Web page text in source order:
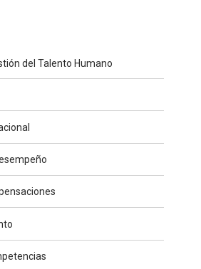
del Talento Humano